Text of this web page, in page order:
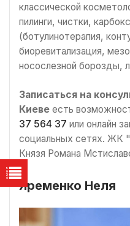
классической
пилинги, чистки,
(ботулинотерапия,
биоревитализация,
носослезной борозды,
Записаться на
Киеве есть
37 564 37 или онлайн
социальных сетях. ЖК
Князя Романа
Яременко Неля